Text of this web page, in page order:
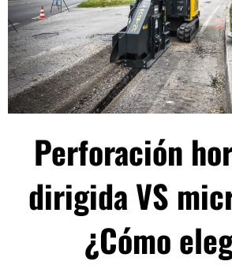
Perforación
dirigida VS
¿Cómo